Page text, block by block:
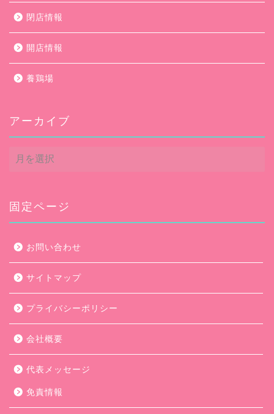
閉店情報
開店情報
養鶏場
アーカイブ
ア
ー
ブ
固定ページ
お問い合わせ
サイトマップ
プライバシーポリシー
会社概要
代表メッセージ
免責情報